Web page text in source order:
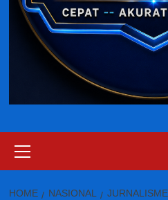
Menu
HOME NASIONAL